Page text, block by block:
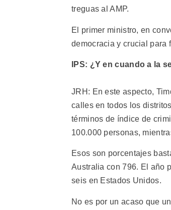
treguas al AMP.
El primer ministro, en
democracia y crucial para
IPS: ¿Y en cuando a la
JRH: En este aspecto,
calles en todos los
términos de índice de
100.000 personas,
Esos son porcentajes
Australia con 796. El año
seis en Estados Unidos.
No es por un acaso que